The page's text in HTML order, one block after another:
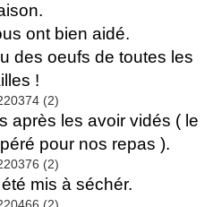
ont bien aidé.
des oeufs de toutes les
!
après les avoir vidés ( le
pour nos repas ).
mis à séchér.